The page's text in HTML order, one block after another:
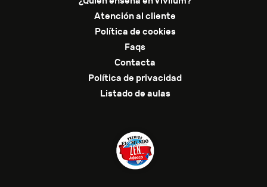
Atención al cliente
Política de cookies
Faqs
Contacta
Política de privacidad
Listado de aulas